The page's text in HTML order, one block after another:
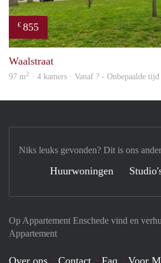
€ 855
Waalstraat
97 m2 · 4 kamers · Vanaf ? - Onbepaalde tijd
Op Appartement Enschede vind en
Appartement
Over ons Contact Faq Voor
Niks leuks gevonden? Dit is ons
Huurwoningen